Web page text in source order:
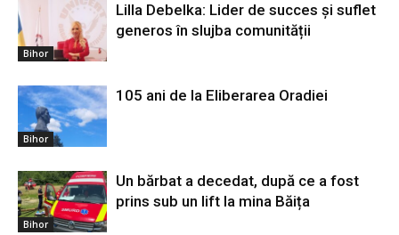
Bihor
Lilla Debelka: Lider de succes și suflet
generos în slujba comunității
Bihor
105 ani de la Eliberarea Oradiei
Bihor
Un bărbat a decedat, după ce a fost
prins sub un lift la mina Băița